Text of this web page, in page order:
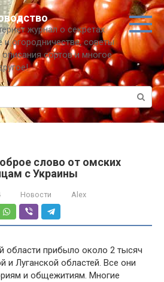
журнал о секретах
и огородничестве, советы
сортов и многое
слово от омских
с Украины
Новости Alex
области прибыло около 2 тысяч
и Луганской областей. Все они
и общежитиям. Многие